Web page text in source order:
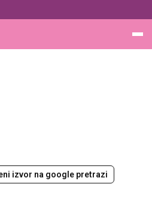
izvor na google pretrazi